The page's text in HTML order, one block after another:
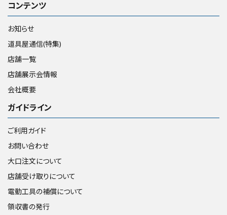
コンテンツ
お知らせ
道具屋通信(特集)
店舗一覧
店舗展示会情報
会社概要
ガイドライン
ご利用ガイド
お問い合わせ
大口注文について
店舗受け取りについて
電動工具の補償について
領収書の発行